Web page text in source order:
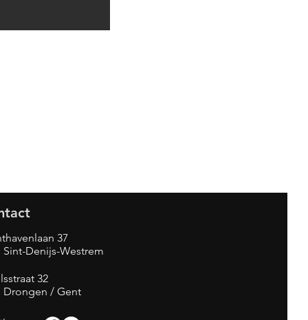
37
Sint-Denijs-Westrem
32
Drongen / Gent